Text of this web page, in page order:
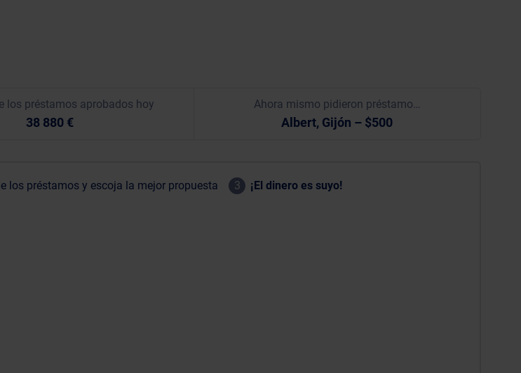
los préstamos aprobados hoy
38 880 €
Ahora mismo pidieron préstamo…
Albert, Gijón – $500
los préstamos y escoja la mejor propuesta 3 ¡El dinero es suyo!